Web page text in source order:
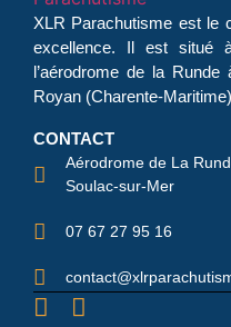
XLR Parachutisme est le
excellence. Il est situé
l’aérodrome de la
Royan (Charente-
CONTACT
Aérodrome de La
Soulac-sur-Mer
07 67 27 95 16